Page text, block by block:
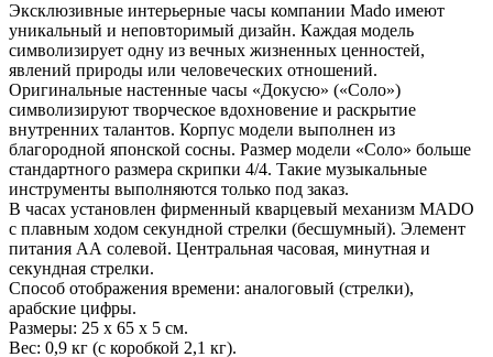
Эксклюзивные интерьерные часы компании Mado имеют
уникальный и неповторимый дизайн. Каждая модель
символизирует одну из вечных жизненных ценностей,
явлений природы или человеческих отношений.
Оригинальные настенные часы «Докусю» («Соло»)
символизируют творческое вдохновение и раскрытие
внутренних талантов. Корпус модели выполнен из
благородной японской сосны. Размер модели «Соло» больше
стандартного размера скрипки 4/4. Такие музыкальные
инструменты выполняются только под заказ.
В часах установлен фирменный кварцевый механизм MADO
с плавным ходом секундной стрелки (бесшумный). Элемент
питания АА солевой. Центральная часовая, минутная и
секундная стрелки.
Способ отображения времени: аналоговый (стрелки),
арабские цифры.
Размеры: 25 x 65 x 5 см.
Вес: 0,9 кг (с коробкой 2,1 кг).